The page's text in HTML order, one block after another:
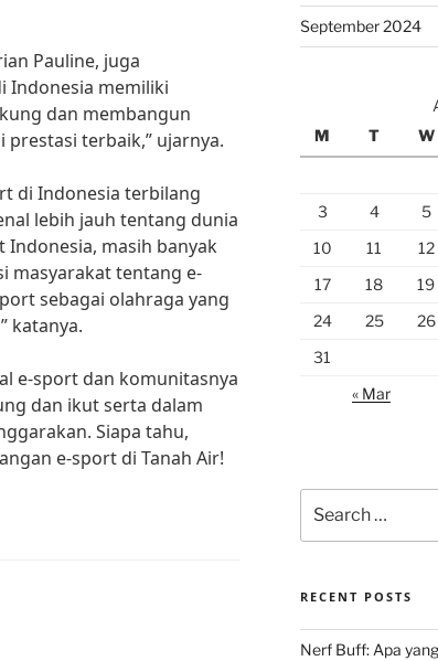
Pauline, juga
Indonesia memiliki
dan membangun
terbaik,” ujarnya.
di Indonesia terbilang
lebih jauh tentang dunia
masih banyak
masyarakat tentang e-
sebagai olahraga yang
katanya.
e-sport dan komunitasnya
dan ikut serta dalam
Siapa tahu,
e-sport di Tanah Air!
September 2024
M
T W
3
4 5
10
11 12
17
18 19
24
25 26
31
« Mar
for:
RECENT POSTS
Nerf Buff: Apa